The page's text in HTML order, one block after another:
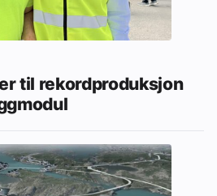
til rekordproduksjon